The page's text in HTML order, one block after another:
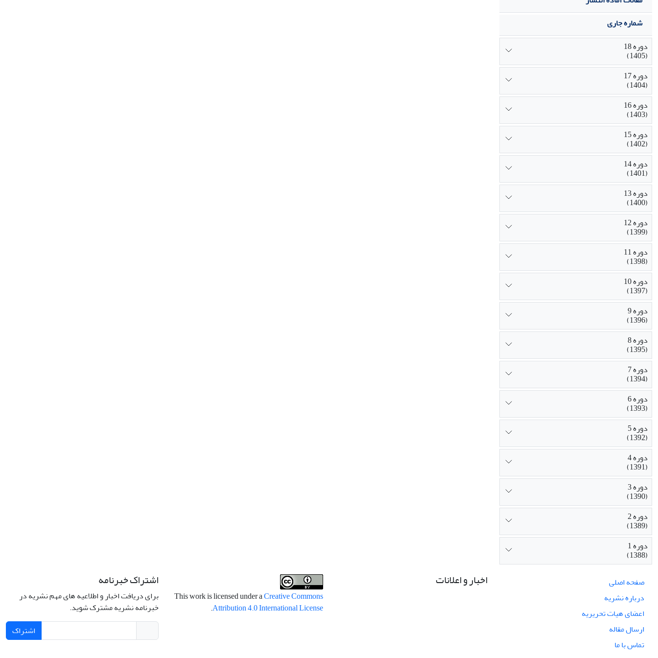
شماره جاری
دوره 18
(1405)
دوره 17
(1404)
دوره 16
(1403)
دوره 15
(1402)
دوره 14
(1401)
دوره 13
(1400)
دوره 12
(1399)
دوره 11
(1398)
دوره 10
(1397)
دوره 9
(1396)
دوره 8
(1395)
دوره 7
(1394)
دوره 6
(1393)
دوره 5
(1392)
دوره 4
(1391)
دوره 3
(1390)
دوره 2
(1389)
دوره 1
(1388)
صفحه اصلی
درباره نشریه
اعضای هیات تحریریه
ارسال مقاله
تماس با ما
اخبار و اعلانات
This work is licensed under aCreative Commons
Attribution 4.0 International License
.
اشتراک خبرنامه
برای دریافت اخبار و اطلاعیه های مهم نشریه در
خبرنامه نشریه مشترک شوید.
اشتراک